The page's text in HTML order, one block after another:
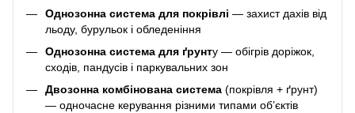
Однозонна система для покрівлі — захист дахів від
льоду, бурульок і обледеніння
Однозонна система для ґрунту — обігрів доріжок,
сходів, пандусів і паркувальних зон
Двозонна комбінована система (покрівля + ґрунт)
— одночасне керування різними типами об’єктів